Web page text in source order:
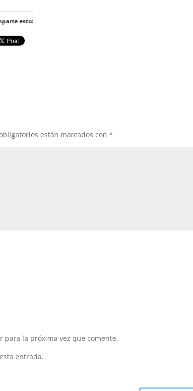
esto:
están marcados con *
para la próxima vez que comente.
entrada.